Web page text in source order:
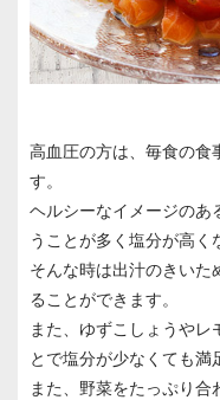
高血圧の方は、毎食の食
す。
ヘルシーなイメージのあ
うことが多く塩分が高く
そんな時は出汁のきいた
ることができます。
また、ゆずこしょうやレ
とで塩分が少なくても満
また、野菜をたっぷり